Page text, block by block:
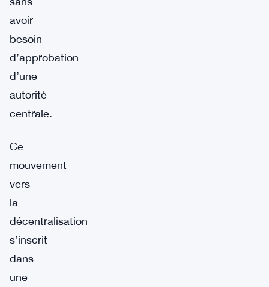
avoir
besoin
d’approbation
d’une
autorité
centrale.
Ce
mouvement
vers
la
décentralisation
s’inscrit
dans
une